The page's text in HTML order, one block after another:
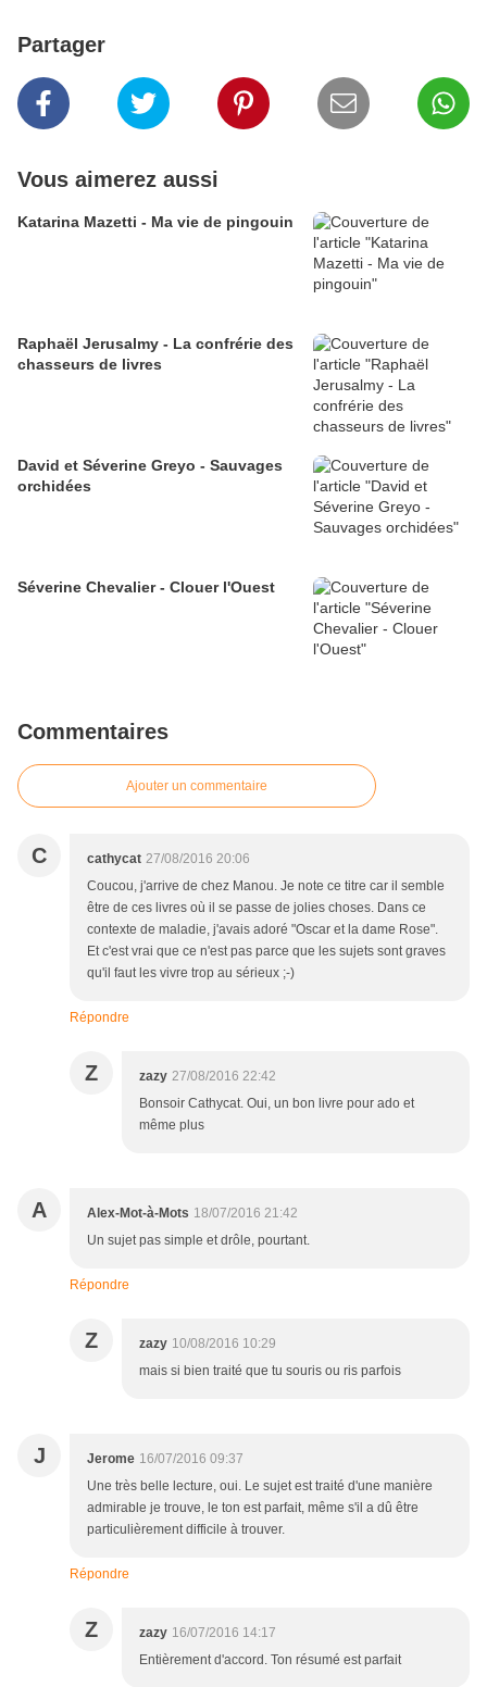
Partager
Vous aimerez aussi
Katarina Mazetti - Ma vie de pingouin
Raphaël Jerusalmy - La confrérie des
chasseurs de livres
David et Séverine Greyo - Sauvages
orchidées
Séverine Chevalier - Clouer l'Ouest
Commentaires
Ajouter un commentaire
C cathycat 27/08/2016 20:06
Coucou, j'arrive de chez Manou. Je note ce titre car il semble
être de ces livres où il se passe de jolies choses. Dans ce
contexte de maladie, j'avais adoré "Oscar et la dame Rose".
Et c'est vrai que ce n'est pas parce que les sujets sont graves
qu'il faut les vivre trop au sérieux ;-)
Répondre
Z zazy 27/08/2016 22:42
Bonsoir Cathycat. Oui, un bon livre pour ado et
même plus
A Alex-Mot-à-Mots 18/07/2016 21:42
Un sujet pas simple et drôle, pourtant.
Répondre
Z zazy 10/08/2016 10:29
mais si bien traité que tu souris ou ris parfois
J Jerome 16/07/2016 09:37
Une très belle lecture, oui. Le sujet est traité d'une manière
admirable je trouve, le ton est parfait, même s'il a dû être
particulièrement difficile à trouver.
Répondre
Z zazy 16/07/2016 14:17
Entièrement d'accord. Ton résumé est parfait